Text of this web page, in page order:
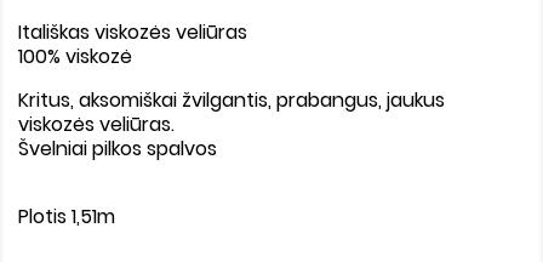
Itališkas viskozės veliūras
100% viskozė
Kritus, aksomiškai žvilgantis, prabangus, jaukus
viskozės veliūras.
Švelniai pilkos spalvos
Plotis 1,51m